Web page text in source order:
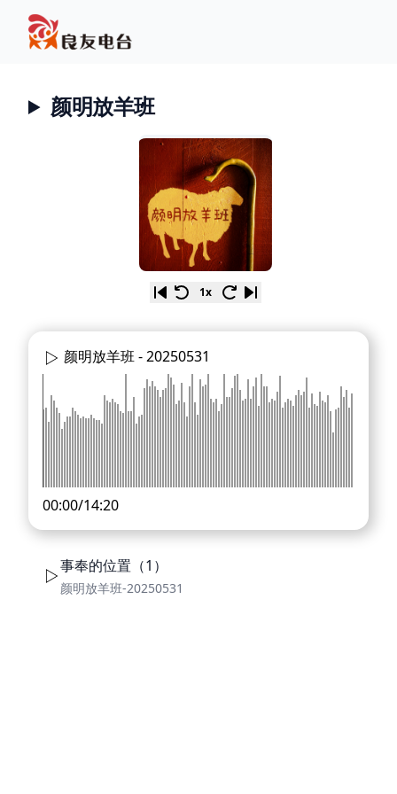
颜明放羊班
1x
颜明放羊班 -20250531
00:00/14:20
事奉的位置（1）
颜明放羊班-20250531